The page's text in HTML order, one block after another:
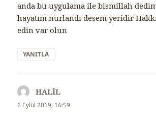
anda bu uygulama ile bismillah
hayatım nurlandı desem yeridir
edin var olun
YANITLA
HALİL
ki:
6 Eylül 2019, 16:59